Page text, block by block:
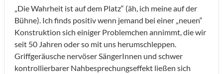
„Die Wahrheit ist auf dem Platz“ (äh, ich meine auf der
Bühne). Ich finds positiv wenn jemand bei einer „neuen“
Konstruktion sich einiger Problemchen annimmt, die wir
seit 50 Jahren oder so mit uns herumschleppen.
Griffgeräusche nervöser SängerInnen und schwer
kontrollierbarer Nahbesprechungseffekt ließen sich